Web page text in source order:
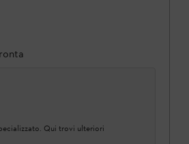
Qui trovi ulteriori